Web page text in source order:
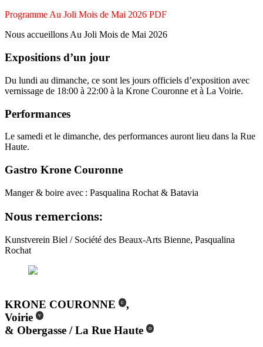
Programme Au Joli Mois de Mai 2026 PDF
Nous accueillons Au Joli Mois de Mai 2026
Expositions d’un jour
Du lundi au dimanche, ce sont les jours officiels d’exposition avec
vernissage de 18:00 à 22:00 à la Krone Couronne et à La Voirie.
Performances
Le samedi et le dimanche, des performances auront lieu dans la Rue
Haute.
Gastro Krone Couronne
Manger & boire avec : Pasqualina Rochat & Batavia
Nous remercions:
Kunstverein Biel / Société des Beaux-Arts Bienne, Pasqualina
Rochat
KRONE COURONNE C ,
Voirie
V
& Obergasse / La Rue Haute O